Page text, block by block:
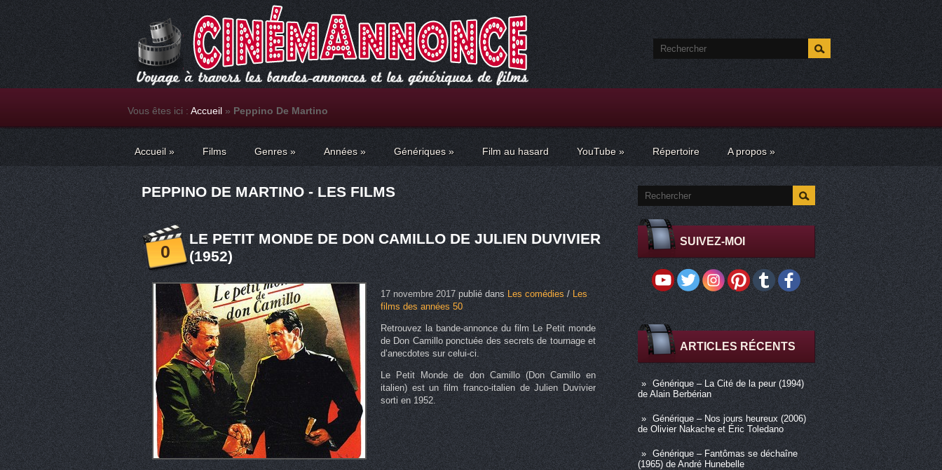
Vous êtes ici : Accueil » Peppino De Martino
Accueil » Films Genres» Années » Génériques » Film au hasard YouTube » Répertoire A propos »
SUIVEZ-MOI
ARTICLES RÉCENTS
Générique – La Cité de la peur (1994)
de Alain Berbérian
Générique – Nos jours heureux (2006)
de Olivier Nakache et Éric Toledano
Générique – Fantômas se déchaîne
(1965) de André Hunebelle
PEPPINO DE MARTINO - LES FILMS
0
LE PETIT MONDE DE DON CAMILLO DE JULIEN DUVIVIER
(1952)
17 novembre 2017 publié dansLes comédies/ Les
films des années 50
Retrouvez la bande-annonce du film Le Petit monde
de Don Camillo ponctuée des secrets de tournage et
d’anecdotes sur celui-ci.
Le Petit Monde de don Camillo (Don Camillo en
italien) est un film franco-italien de Julien Duvivier
sorti en 1952.